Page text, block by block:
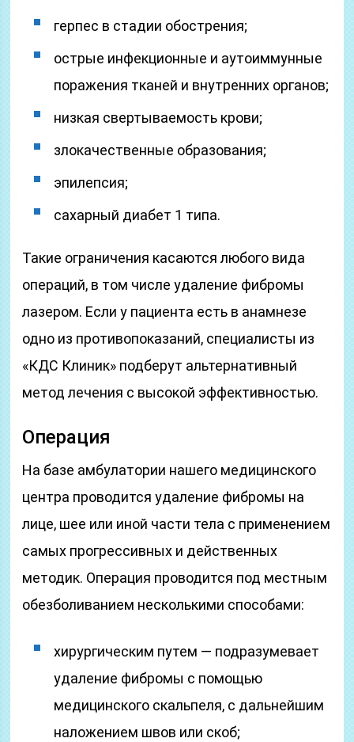
герпес в стадии обострения;
острые инфекционные и аутоиммунные
поражения тканей и внутренних органов;
низкая свертываемость крови;
злокачественные образования;
эпилепсия;
сахарный диабет 1 типа.
Такие ограничения касаются любого вида
операций, в том числе удаление фибромы
лазером. Если у пациента есть в анамнезе
одно из противопоказаний, специалисты из
«КДС Клиник» подберут альтернативный
метод лечения с высокой эффективностью.
Операция
На базе амбулатории нашего медицинского
центра проводится удаление фибромы на
лице, шее или иной части тела с применением
самых прогрессивных и действенных
методик. Операция проводится под местным
обезболиванием несколькими способами:
хирургическим путем — подразумевает
удаление фибромы с помощью
медицинского скальпеля, с дальнейшим
наложением швов или скоб;